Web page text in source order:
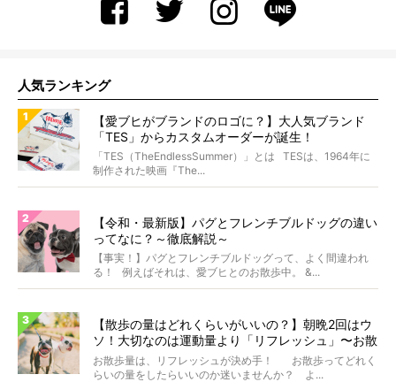
人気ランキング
【愛ブヒがブランドのロゴに？】大人気ブランド
「TES」からカスタムオーダーが誕生！
「TES（TheEndlessSummer）」とは TESは、1964年に
制作された映画『The...
【令和・最新版】パグとフレンチブルドッグの違い
ってなに？～徹底解説～
【事実！】パグとフレンチブルドッグって、よく間違われ
る！ 例えばそれは、愛ブヒとのお散歩中。 &...
【散歩の量はどれくらいがいいの？】朝晩2回はウ
ソ！大切なのは運動量より「リフレッシュ」〜お散
歩にまつわる疑問FAQつき〜
お散歩量は、リフレッシュが決め手！ お散歩ってどれく
らいの量をしたらいいのか迷いませんか？ よ...